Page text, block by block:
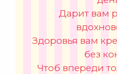
Дарит вам
Здоровья вам
без
Чтоб впереди